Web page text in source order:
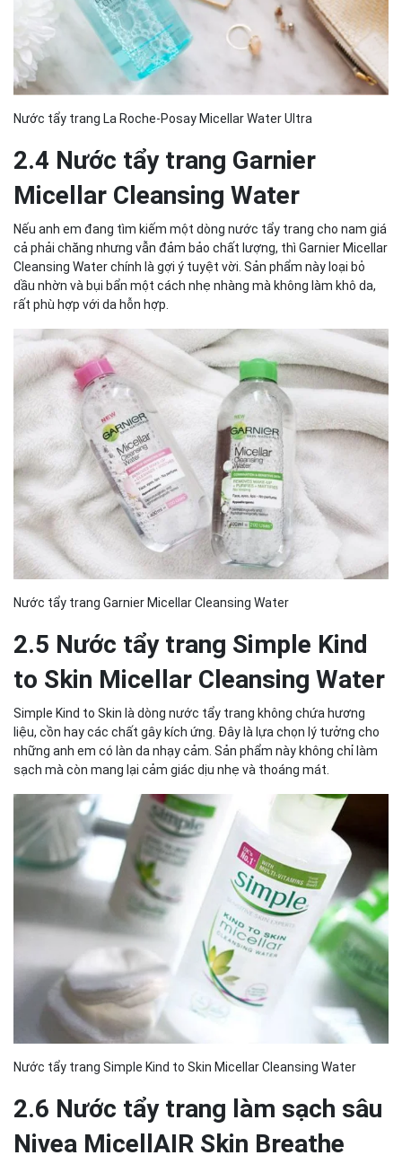
Nước tẩy trang La Roche-Posay Micellar Water Ultra
2.4 Nước tẩy trang Garnier
Micellar Cleansing Water
Nếu anh em đang tìm kiếm một dòng nước tẩy trang cho nam giá
cả phải chăng nhưng vẫn đảm bảo chất lượng, thì Garnier Micellar
Cleansing Water chính là gợi ý tuyệt vời. Sản phẩm này loại bỏ
dầu nhờn và bụi bẩn một cách nhẹ nhàng mà không làm khô da,
rất phù hợp với da hỗn hợp.
Nước tẩy trang Garnier Micellar Cleansing Water
2.5 Nước tẩy trang Simple Kind
to Skin Micellar Cleansing Water
Simple Kind to Skin là dòng nước tẩy trang không chứa hương
liệu, cồn hay các chất gây kích ứng. Đây là lựa chọn lý tưởng cho
những anh em có làn da nhạy cảm. Sản phẩm này không chỉ làm
sạch mà còn mang lại cảm giác dịu nhẹ và thoáng mát.
Nước tẩy trang Simple Kind to Skin Micellar Cleansing Water
2.6 Nước tẩy trang làm sạch sâu
Nivea MicellAIR Skin Breathe